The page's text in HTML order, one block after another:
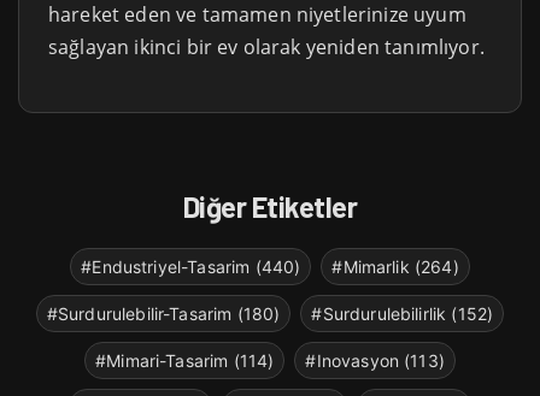
hareket eden ve tamamen niyetlerinize uyum
sağlayan ikinci bir ev olarak yeniden tanımlıyor.
Diğer Etiketler
#Endustriyel-Tasarim (440) #Mimarlik (264)
#Surdurulebilir-Tasarim (180) #Surdurulebilirlik (152)
#Mimari-Tasarim (114) #Inovasyon (113)